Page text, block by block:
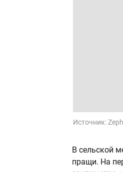
Источник:
В сельской
пращи. На